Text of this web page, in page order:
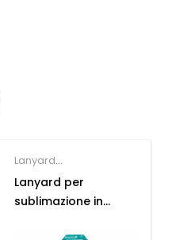
Lanyard
personalizzabili
Lanyard per
sublimazione in